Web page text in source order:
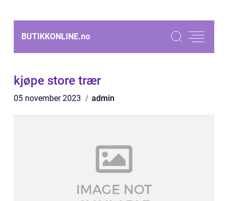
BUTIKKONLINE.no
kjøpe store trær
05 november 2023 admin